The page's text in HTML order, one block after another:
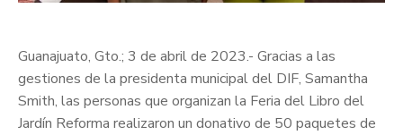
Guanajuato, Gto.; 3 de abril de 2023.- Gracias a las
gestiones de la presidenta municipal del DIF, Samantha
Smith, las personas que organizan la Feria del Libro del
Jardín Reforma realizaron un donativo de 50 paquetes de